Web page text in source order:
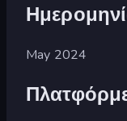
May 2024